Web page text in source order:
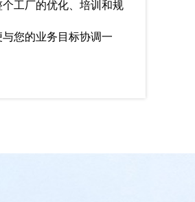
个工厂的优化、培训和规
与您的业务目标协调一